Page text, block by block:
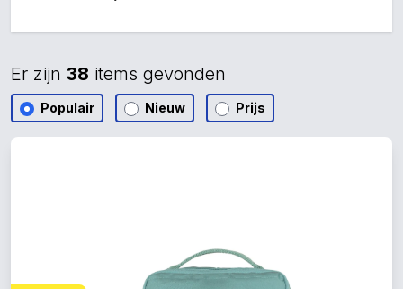
Er zijn 38 items gevonden
Populair Nieuw Prijs